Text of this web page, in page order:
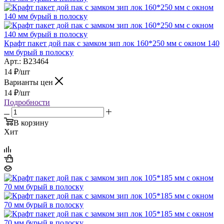
Крафт пакет дой пак с замком зип лок 160*250 мм с окном 140
мм бурый в полоску
Арт.: B23464
14 ₽/шт
Варианты цен
14 ₽/шт
Подробности
В корзину
Хит